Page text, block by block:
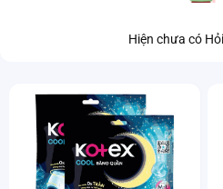
Hiện chưa có